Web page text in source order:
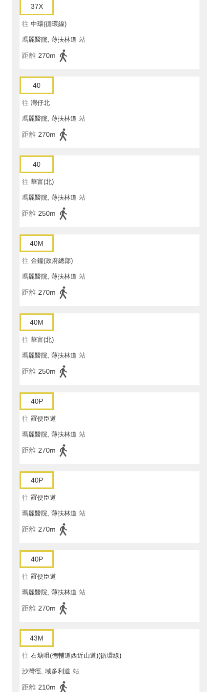
37X
往 中環(循環線)
瑪麗醫院, 薄扶林道 站
距離 270m
40
往 灣仔北
瑪麗醫院, 薄扶林道 站
距離 270m
40
往 華富(北)
瑪麗醫院, 薄扶林道 站
距離 250m
40M
往 金鐘(政府總部)
瑪麗醫院, 薄扶林道 站
距離 270m
40M
往 華富(北)
瑪麗醫院, 薄扶林道 站
距離 250m
40P
往 羅便臣道
瑪麗醫院, 薄扶林道 站
距離 270m
40P
往 羅便臣道
瑪麗醫院, 薄扶林道 站
距離 270m
40P
往 羅便臣道
瑪麗醫院, 薄扶林道 站
距離 270m
43M
往 石塘咀(德輔道西近山道)(循環線)
沙灣徑, 域多利道 站
距離 210m